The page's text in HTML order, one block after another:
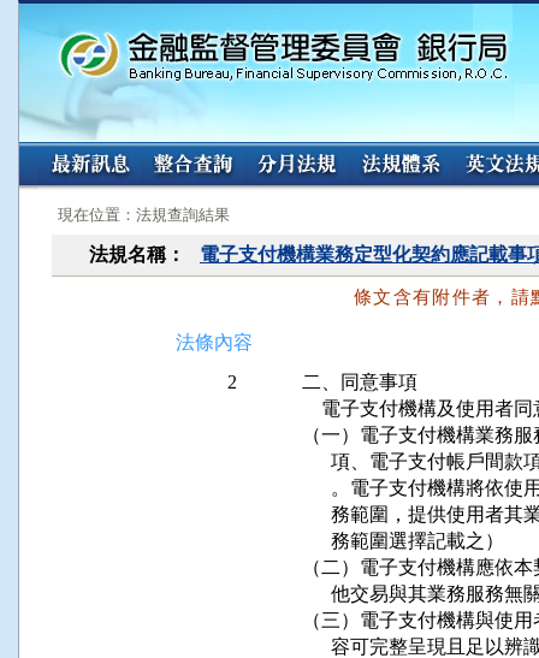
:::
現在位置：法規查詢結果
法規名稱： 電子支付機構業務定型化契約應記載事
條文含有附件者，請
法條內容
2
二、同意事項
電子支付機構及使用者
（一）電子支付機構業務
項、電子支付帳戶間
。電子支付機構將依
務範圍，提供使用者
      務範圍選擇記載之）
（二）電子支付機構應依
他交易與其業務服務
（三）電子支付機構與使
容可完整呈現且足以